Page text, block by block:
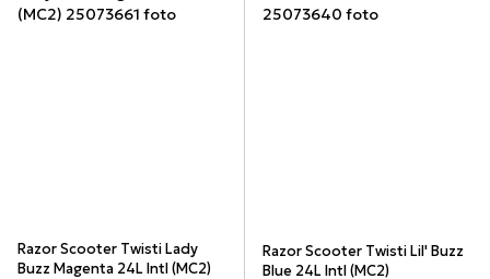
Razor Scooter Twisti Lady
Buzz Magenta 24L Intl (MC2)
Razor Scooter Twisti Lil' Buzz
Blue 24L Intl (MC2)